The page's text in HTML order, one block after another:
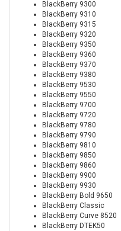
BlackBerry 9300
BlackBerry 9310
BlackBerry 9315
BlackBerry 9320
BlackBerry 9350
BlackBerry 9360
BlackBerry 9370
BlackBerry 9380
BlackBerry 9530
BlackBerry 9550
BlackBerry 9700
BlackBerry 9720
BlackBerry 9780
BlackBerry 9790
BlackBerry 9810
BlackBerry 9850
BlackBerry 9860
BlackBerry 9900
BlackBerry 9930
BlackBerry Bold 9650
BlackBerry Classic
BlackBerry Curve 8520
BlackBerry DTEK50